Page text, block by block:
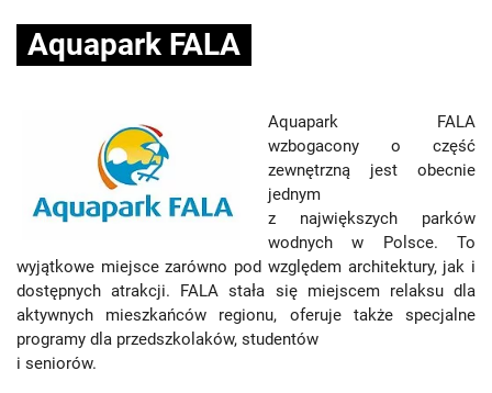
Aquapark FALA
Aquapark FALA
wzbogacony o część
zewnętrzną jest obecnie
jednym
z największych parków
wodnych w Polsce. To
wyjątkowe miejsce zarówno pod względem architektury, jak i
dostępnych atrakcji. FALA stała się miejscem relaksu dla
aktywnych mieszkańców regionu, oferuje także specjalne
programy dla przedszkolaków, studentów
i seniorów.